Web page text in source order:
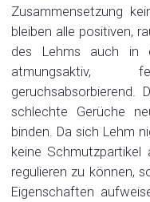
Zusammensetzung
bleiben alle positiven,
des Lehms auch in
atmungsaktiv,
geruchsabsorbierend.
schlechte Gerüche
binden. Da sich Lehm
keine
regulieren zu können,
Eigenschaften